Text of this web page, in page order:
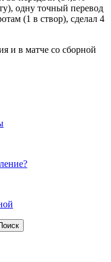
одну точный перевод
(1 в створ), сделал 4
и в матче со сборной